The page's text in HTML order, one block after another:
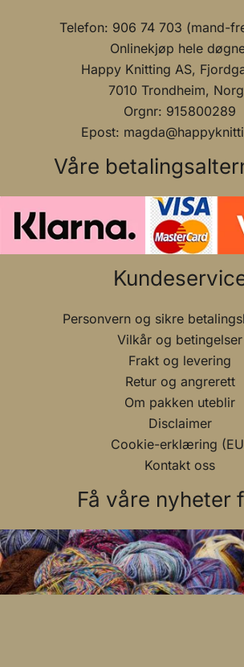
Telefon: 906 74 703 (mand-
Onlinekjøp hele
Happy Knitting AS,
7010 Trondheim,
Orgnr: 915800289
Epost:
Våre
Personvern og sikre
Vilkår og betingelser
Frakt og levering
Retur og angrerett
Om pakken uteblir
Disclaimer
Cookie-erklæring
Kontakt oss
Få våre nyheter